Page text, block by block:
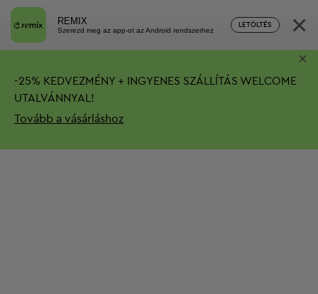
REMIX
Szerezd meg az app-ot az Android rendszerhez
LETÖLTÉS ×
-25% KEDVEZMÉNY + INGYENES SZÁLLÍTÁS WELCOME
UTALVÁNNYAL!
Tovább a vásárláshoz
×